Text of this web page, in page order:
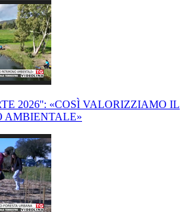
2026'': «COSÌ VALORIZZIAMO IL
AMBIENTALE»